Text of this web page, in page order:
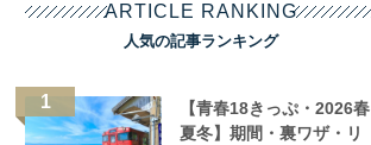
ARTICLE RANKING
人気の記事ランキング
【青春18きっぷ・2026春
夏冬】期間・裏ワザ・リ